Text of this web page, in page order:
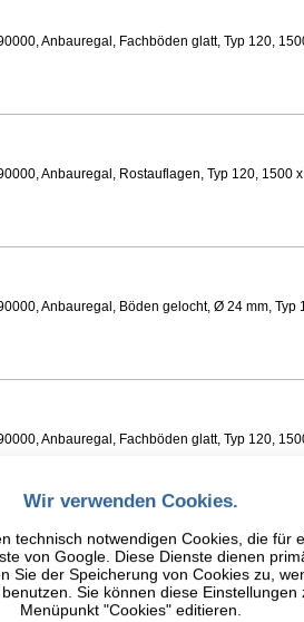
Anbauregal, Fachböden glatt, Typ 120,
Anbauregal, Rostauflagen, Typ 120, 1500
Anbauregal, Böden gelocht, Ø 24 mm,
Anbauregal, Fachböden glatt, Typ 120,
Anbauregal, Fachböden glatt, Typ 120,
Wir verwenden Cookies.
technisch notwendigen Cookies, die für
von Google. Diese Dienste dienen
Sie der Speicherung von Cookies zu,
Sie können diese
Menüpunkt "Cookies" editieren.